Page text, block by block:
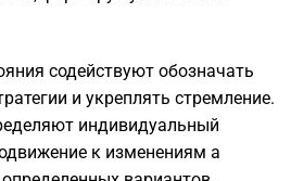
содействуют обозначать
и укреплять стремление.
индивидуальный
к изменениям а